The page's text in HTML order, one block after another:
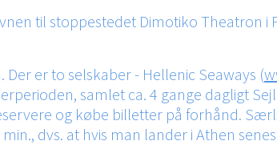
til stoppestedet Dimotiko Theatron i
er to selskaber - Hellenic Seaways (
samlet ca. 4 gange dagligt
og købe billetter på forhånd.
dvs. at hvis man lander i Athen